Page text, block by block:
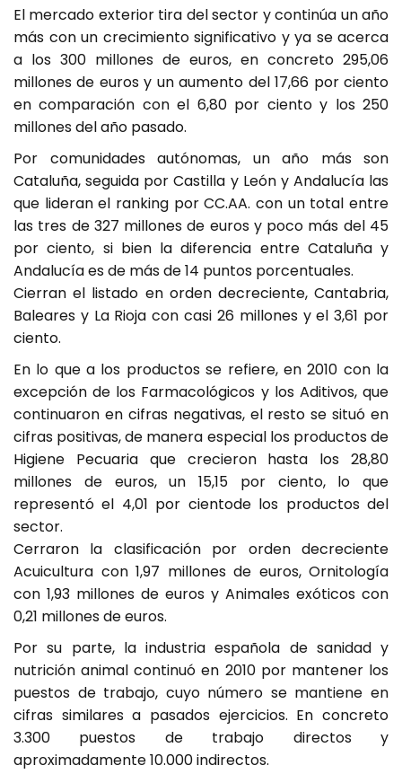
El mercado exterior tira del sector y continúa un año
más con un crecimiento significativo y ya se acerca
a los 300 millones de euros, en concreto 295,06
millones de euros y un aumento del 17,66 por ciento
en comparación con el 6,80 por ciento y los 250
millones del año pasado.
Por comunidades autónomas, un año más son
Cataluña, seguida por Castilla y León y Andalucía las
que lideran el ranking por CC.AA. con un total entre
las tres de 327 millones de euros y poco más del 45
por ciento, si bien la diferencia entre Cataluña y
Andalucía es de más de 14 puntos porcentuales.
Cierran el listado en orden decreciente, Cantabria,
Baleares y La Rioja con casi 26 millones y el 3,61 por
ciento.
En lo que a los productos se refiere, en 2010 con la
excepción de los Farmacológicos y los Aditivos, que
continuaron en cifras negativas, el resto se situó en
cifras positivas, de manera especial los productos de
Higiene Pecuaria que crecieron hasta los 28,80
millones de euros, un 15,15 por ciento, lo que
representó el 4,01 por cientode los productos del
sector.
Cerraron la clasificación por orden decreciente
Acuicultura con 1,97 millones de euros, Ornitología
con 1,93 millones de euros y Animales exóticos con
0,21 millones de euros.
Por su parte, la industria española de sanidad y
nutrición animal continuó en 2010 por mantener los
puestos de trabajo, cuyo número se mantiene en
cifras similares a pasados ejercicios. En concreto
3.300 puestos de trabajo directos y
aproximadamente 10.000 indirectos.